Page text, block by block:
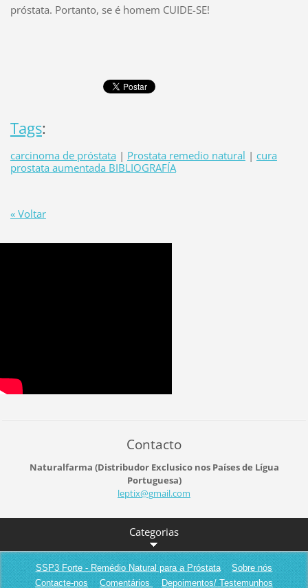
próstata. Portanto, se é homem CUIDE-SE!
Tags:
carcinoma de próstata | Prostata remedio natural | cura
prostata aumentada BIBLIOGRAFÍA
« Voltar
Contacto
Naturalfarma (Distribudor Exclusico nos Países de Lígua
Portuguesa)
leptix@gmail.com
Categorias
SSP3 Forte - Remédio Natural para a Próstata
Sobre nós
Contacte-nos
Comentários Depoimentos/ Testemunhos